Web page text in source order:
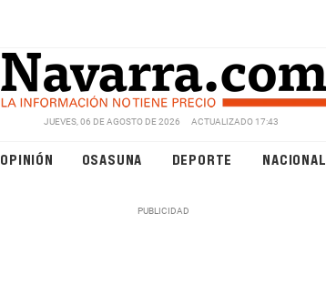
JUEVES, 06 DE AGOSTO DE 2026 ACTUALIZADO 17:43
OPINIÓN OSASUNA DEPORTE NACIONAL